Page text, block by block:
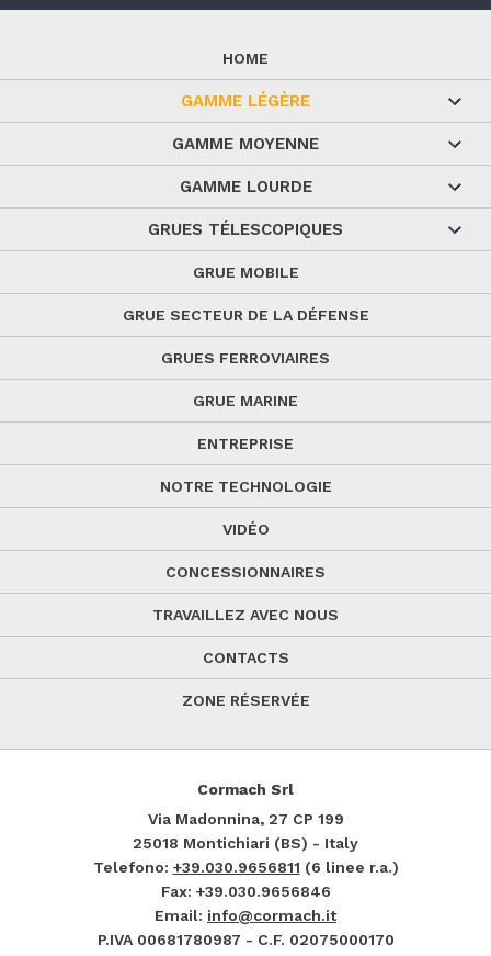
HOME
GAMME LÉGÈRE
GAMME MOYENNE
GAMME LOURDE
GRUES TÉLESCOPIQUES
GRUE MOBILE
GRUE SECTEUR DE LA DÉFENSE
GRUES FERROVIAIRES
GRUE MARINE
ENTREPRISE
NOTRE TECHNOLOGIE
VIDÉO
CONCESSIONNAIRES
TRAVAILLEZ AVEC NOUS
CONTACTS
ZONE RÉSERVÉE
Cormach Srl
Via Madonnina, 27 CP 199
25018 Montichiari (BS) - Italy
Telefono: +39.030.9656811 (6 linee r.a.)
Fax: +39.030.9656846
Email: info@cormach.it
P.IVA 00681780987 - C.F. 02075000170